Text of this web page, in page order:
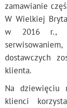
zamawianie
W Wielkiej
w 2016 r.,
dostawczych
klienta.
Na dziewięciu
klienci